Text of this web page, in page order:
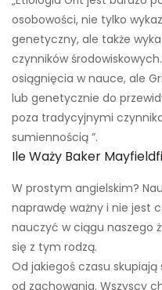
osobowości, nie tylko
genetyczny, ale także
czynników
osiągnięcia w nauce, ale
lub genetycznie do
poza tradycyjnymi
sumiennością ”.
Ile Waży Baker
W prostym angielskim?
naprawdę ważny i nie jest
nauczyć w ciągu naszego
się z tym rodzą.
Od jakiegoś czasu
od zachowania. Wszyscy